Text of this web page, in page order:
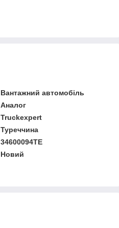
Вантажний автомобіль
Аналог
Truckexpert
Туреччина
34600094TE
Новий